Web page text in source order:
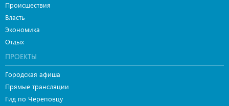
Происшествия
Власть
Экономика
Отдых
ПРОЕКТЫ
Городская афиша
Прямые трансляции
Гид по Череповцу